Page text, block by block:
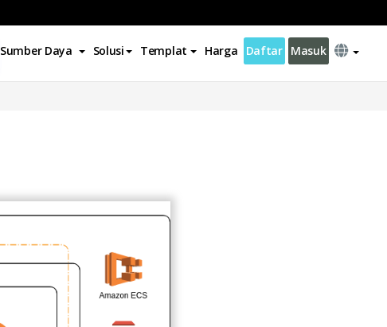
Sumber Daya Solusi Templat Harga Daftar Masuk